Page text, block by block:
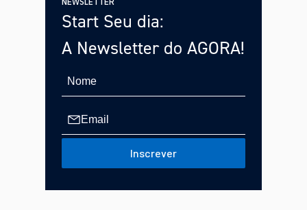
Start Seu dia:
A Newsletter do AGORA!
Inscrever